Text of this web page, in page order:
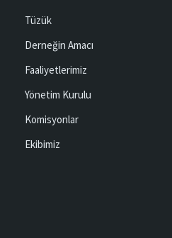
Tüzük
Derneğin Amacı
Faaliyetlerimiz
Yönetim Kurulu
Komisyonlar
Ekibimiz